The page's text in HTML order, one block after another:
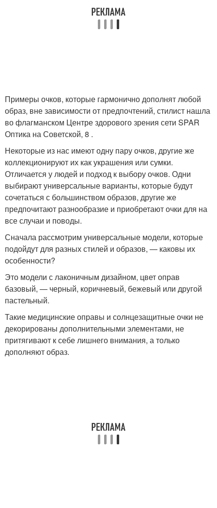
Примеры очков, которые гармонично дополнят любой
образ, вне зависимости от предпочтений, стилист нашла
во флагманском Центре здорового зрения сети SPAR
Оптика на Советской, 8 .
Некоторые из нас имеют одну пару очков, другие же
коллекционируют их как украшения или сумки.
Отличается у людей и подход к выбору очков. Одни
выбирают универсальные варианты, которые будут
сочетаться с большинством образов, другие же
предпочитают разнообразие и приобретают очки для на
все случаи и поводы.
Сначала рассмотрим универсальные модели, которые
подойдут для разных стилей и образов, — каковы их
особенности?
Это модели с лаконичным дизайном, цвет оправ
базовый, — черный, коричневый, бежевый или другой
пастельный.
Такие медицинские оправы и солнцезащитные очки не
декорированы дополнительными элементами, не
притягивают к себе лишнего внимания, а только
дополняют образ.